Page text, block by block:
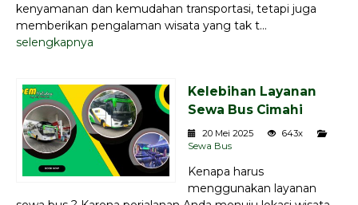
kenyamanan dan kemudahan transportasi, tetapi juga
memberikan pengalaman wisata yang tak t...
selengkapnya
Kelebihan Layanan
Sewa Bus Cimahi
20 Mei 2025
643x
Sewa Bus
Kenapa harus
menggunakan layanan